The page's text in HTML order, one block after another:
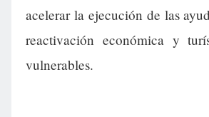
acelerar la ejecución de las
reactivación económica y
vulnerables.